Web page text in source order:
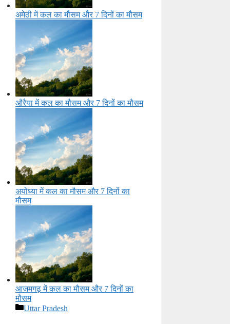
अमेठी में कल का मौसम और 7 दिनों का मौसम
औरैया में कल का मौसम और 7 दिनों का मौसम
अयोध्या में कल का मौसम और 7 दिनों का
मौसम
आजमगढ़ में कल का मौसम और 7 दिनों का
मौसम
Categories
Uttar Pradesh